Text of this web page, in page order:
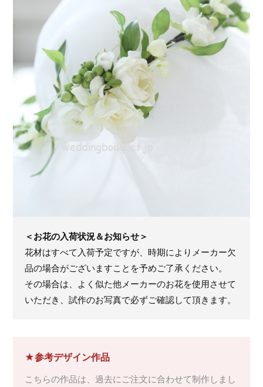
＜お花の入荷状況＆お知らせ＞
花材はすべて入荷予定ですが、時期によりメーカー欠
品の場合がございますことを予めご了承ください。
その場合は、よく似た他メーカーのお花を使用させて
いただき、試作のお写真で必ずご確認して頂きます。
★参考デザイン作品
こちらの作品は、過去にご注文に合わせて制作しまし